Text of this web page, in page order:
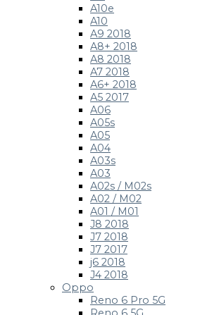
A10e
A10
A9 2018
A8+ 2018
A8 2018
A7 2018
A6+ 2018
A5 2017
A06
A05s
A05
A04
A03s
A03
A02s / M02s
A02 / M02
A01 / M01
J8 2018
J7 2018
J7 2017
j6 2018
J4 2018
Oppo
Reno 6 Pro 5G